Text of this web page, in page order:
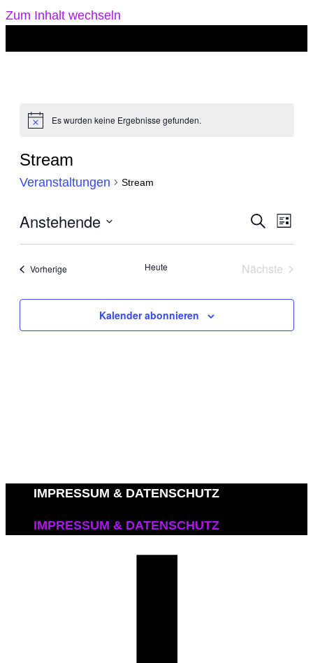
Zum Inhalt wechseln
HinweisEs wurden keine Ergebnisse gefunden.
Stream
Veranstaltungen Stream
Suche
und
Suche
Liste
Anstehende
Datum
VorherigeVeranstaltungen Heute
Nächste
Kalender abonnieren
IMPRESSUM & DATENSCHUTZ
IMPRESSUM & DATENSCHUTZ